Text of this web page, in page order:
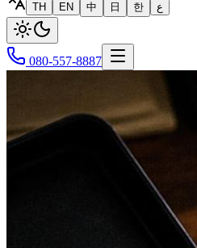
TH
EN 中 日 한 ع
080-557-8887